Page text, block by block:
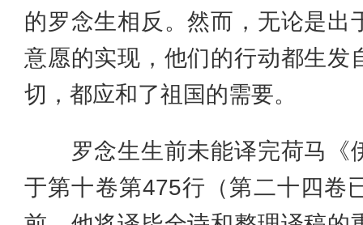
的罗念生相反。然而，无论是出
意愿的实现，他们的行动都生发
切，都应和了祖国的需要。
罗念生生前未能译完荷马《
于第十卷第475行（第二十四卷